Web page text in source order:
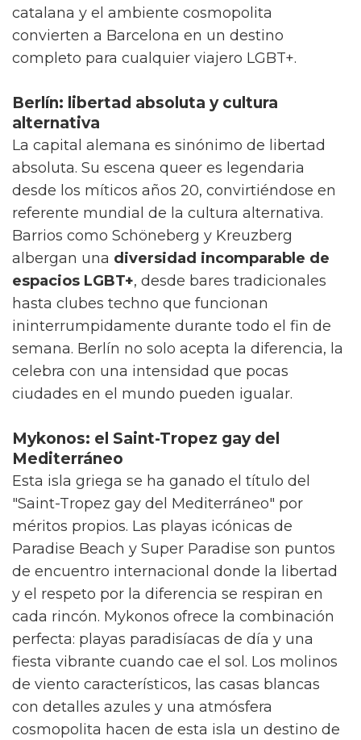
catalana y el ambiente cosmopolita
convierten a Barcelona en un destino
completo para cualquier viajero LGBT+.
Berlín: libertad absoluta y cultura
alternativa
La capital alemana es sinónimo de libertad
absoluta. Su escena queer es legendaria
desde los míticos años 20, convirtiéndose en
referente mundial de la cultura alternativa.
Barrios como Schöneberg y Kreuzberg
albergan una diversidad incomparable de
espacios LGBT+, desde bares tradicionales
hasta clubes techno que funcionan
ininterrumpidamente durante todo el fin de
semana. Berlín no solo acepta la diferencia, la
celebra con una intensidad que pocas
ciudades en el mundo pueden igualar.
Mykonos: el Saint-Tropez gay del
Mediterráneo
Esta isla griega se ha ganado el título del
"Saint-Tropez gay del Mediterráneo" por
méritos propios. Las playas icónicas de
Paradise Beach y Super Paradise son puntos
de encuentro internacional donde la libertad
y el respeto por la diferencia se respiran en
cada rincón. Mykonos ofrece la combinación
perfecta: playas paradisíacas de día y una
fiesta vibrante cuando cae el sol. Los molinos
de viento característicos, las casas blancas
con detalles azules y una atmósfera
cosmopolita hacen de esta isla un destino de